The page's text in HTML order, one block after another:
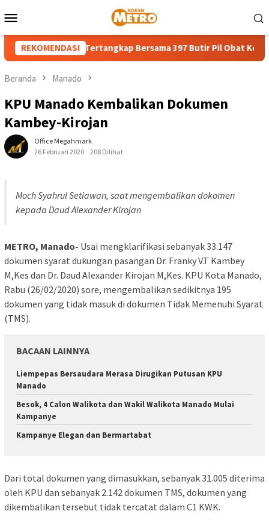
ke
Mobile
REKOMENDASI
di Bitung Tertangkap Bersama 397 Butir Pil Obat Keras
Beranda Manado
KPU Manado Kembalikan Dokumen
Kambey-Kirojan
Office Megahmark
26 Februari 2020
208 Dilihat
Moch Syahrul Setiawan, saat mengembalikan dokomen
kepada Daud Alexander Kirojan
METRO, Manado- Usai mengklarifikasi sebanyak 33.147
dokumen syarat dukungan pasangan Dr. Franky V.T Kambey
M,Kes dan Dr. Daud Alexander Kirojan M,Kes. KPU Kota Manado,
Rabu (26/02/2020) sore, mengembalikan sedikitnya 195
dokumen yang tidak masuk di dokumen Tidak Memenuhi Syarat
(TMS).
BACAAN LAINNYA
Liempepas Bersaudara Merasa Dirugikan Putusan KPU
Manado
Besok, 4 Calon Walikota dan Wakil Walikota Manado Mulai
Kampanye
Kampanye Elegan dan Bermartabat
Dari total dokumen yang dimasukkan, sebanyak 31.005 diterima
oleh KPU dan sebanyak 2.142 dokumen TMS, dokumen yang
dikembalikan tersebut tidak tercatat dalam C1 KWK.